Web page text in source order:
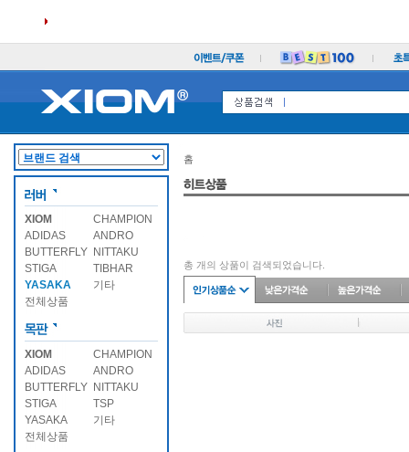
XIOM
CHAMPION
ADIDAS
ANDRO
BUTTERFLY NITTAKU
STIGA
TIBHAR
YASAKA
기타
전체상품
XIOM
CHAMPION
ADIDAS
ANDRO
BUTTERFLY NITTAKU
STIGA
TSP
YASAKA
기타
전체상품
홈
총 개의 상품이 검색되었습니다.